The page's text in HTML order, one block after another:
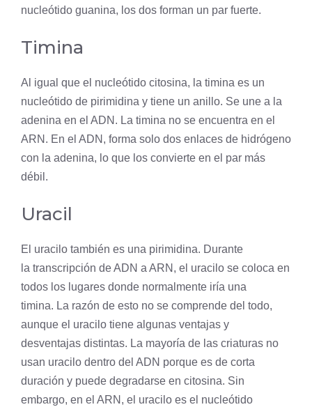
nucleótido guanina, los dos forman un par fuerte.
Timina
Al igual que el nucleótido citosina, la timina es un
nucleótido de pirimidina y tiene un anillo. Se une a la
adenina en el ADN. La timina no se encuentra en el
ARN. En el ADN, forma solo dos enlaces de hidrógeno
con la adenina, lo que los convierte en el par más
débil.
Uracil
El uracilo también es una pirimidina. Durante
la transcripción de ADN a ARN, el uracilo se coloca en
todos los lugares donde normalmente iría una
timina. La razón de esto no se comprende del todo,
aunque el uracilo tiene algunas ventajas y
desventajas distintas. La mayoría de las criaturas no
usan uracilo dentro del ADN porque es de corta
duración y puede degradarse en citosina. Sin
embargo, en el ARN, el uracilo es el nucleótido